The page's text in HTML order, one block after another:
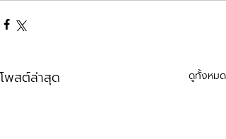
โพสต์ล่าสุด ดูทั้งหมด